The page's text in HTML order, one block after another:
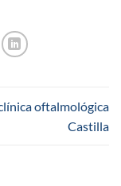
oftalmológica
Castilla